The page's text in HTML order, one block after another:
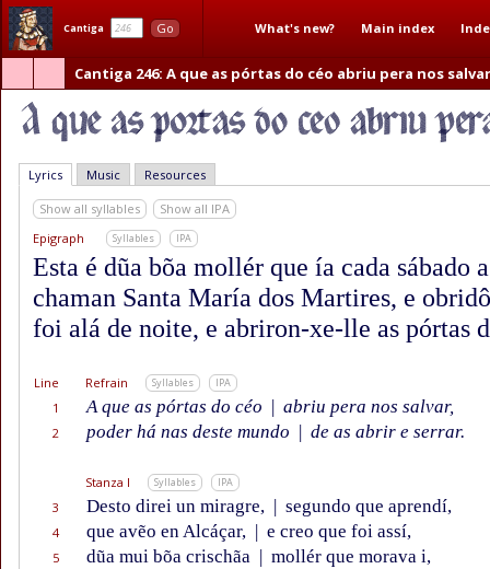
Cantiga Go What's new? Main index
Cantiga 246: A que as pórtas do céo abriu pera nos salvar
Lyrics Music Resources
Show all syllables
Show all IPA
Epigraph
Syllables IPA
Esta é dũa bõa mollér que ía cada sábado
chaman Santa María dos Martires, e
foi alá de noite, e abriron-xe-lle as pórtas
Line Refrain Syllables IPA
1 A que as pórtas do céo | abriu pera nos salvar,
2 poder há nas deste mundo | de as abrir e serrar.
Stanza I Syllables IPA
3 Desto direi un miragre, | segundo que aprendí,
4 que avẽo en Alcáçar, | e creo que foi assí,
5 dũa mui bõa crischãa | mollér que morava i,